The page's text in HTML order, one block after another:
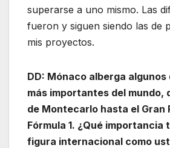
superarse a uno mismo. Las
fueron y siguen siendo las de
mis proyectos.
DD: Mónaco alberga
más importantes del mundo,
de Montecarlo hasta el Gran
Fórmula 1. ¿Qué importancia
figura internacional como